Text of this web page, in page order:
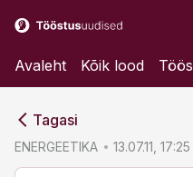
Avaleht Kõik lood
Tagasi
ENERGEETIKA 13.07.11, 17:25